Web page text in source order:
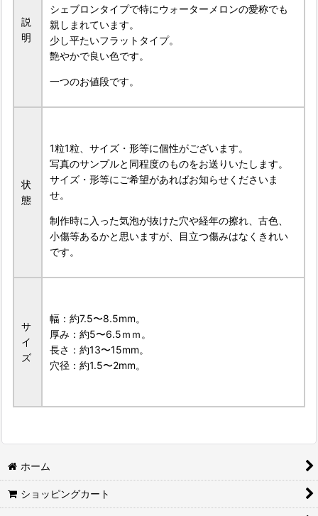
説
明
シェブロンタイプで特にウォーターメロンの愛称でも
親しまれています。
少し平たいフラットタイプ。
艶やかで良い色です。
一つのお値段です。
状
態
1粒1粒、サイズ・形等に個性がございます。
写真のサンプルと同程度のものをお送りいたします。
サイズ・形等にご希望があればお知らせくださいま
せ。
制作時に入った気泡が抜けた穴や経年の擦れ、古色、
小傷等あるかと思いますが、目立つ傷みはなくきれい
です。
サ
イ
ズ
幅：約7.5〜8.5mm。
厚み：約5〜6.5ｍｍ。
長さ：約13〜15mm。
穴径：約1.5〜2mm。
ホーム
ショッピングカート